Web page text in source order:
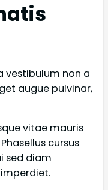
vestibulum non a
augue pulvinar,
vitae mauris
cursus
sed diam